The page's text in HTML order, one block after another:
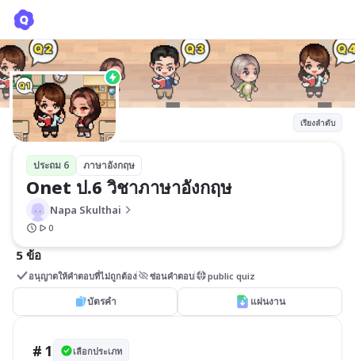
เรียงลำดับ
ประถม 6 ภาษาอังกฤษ
Onet ป.6 วิชาภาษาอังกฤษ
Napa Skulthai
0
5 ข้อ
อนุญาตให้คำตอบที่ไม่ถูกต้อง ซ่อนคำตอบ public quiz
บัตรคำ แผ่นงาน
# 1 เลือกประเภท